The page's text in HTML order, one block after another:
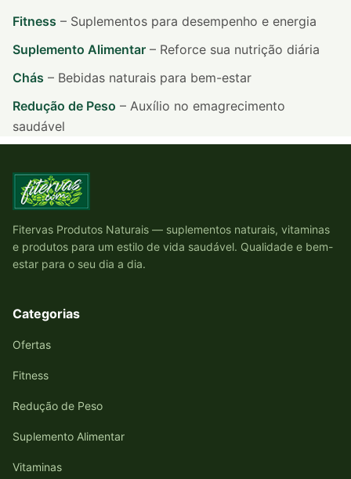
Fitness – Suplementos para desempenho e energia
Suplemento Alimentar – Reforce sua nutrição diária
Chás – Bebidas naturais para bem-estar
Redução de Peso – Auxílio no emagrecimento
saudável
Fitervas Produtos Naturais — suplementos naturais, vitaminas
e produtos para um estilo de vida saudável. Qualidade e bem-
estar para o seu dia a dia.
Categorias
Ofertas
Fitness
Redução de Peso
Suplemento Alimentar
Vitaminas